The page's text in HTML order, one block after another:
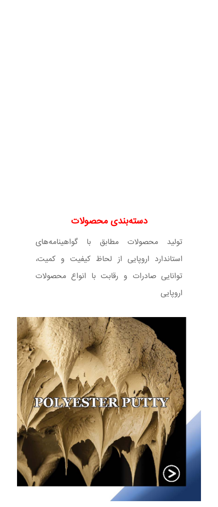
دسته‌بندی محصولات
تولید محصولات مطابق با گواهینامه‌های
استاندارد اروپایی از لحاظ کیفیت و کمیت،
توانایی صادرات و رقابت با انواع محصولات
اروپایی